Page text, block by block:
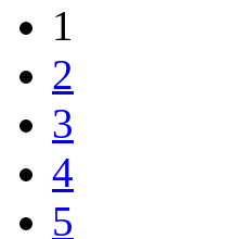
1
2
3
4
5